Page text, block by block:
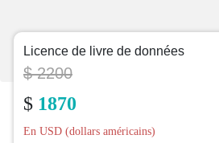
Licence de livre de données
$ 2200
$ 1870
En USD (dollars américains)